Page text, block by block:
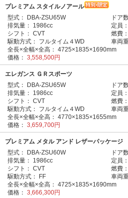
プレミアム スタイルノアール
型式：
DBA-ZSU65W ドア
排気量：
1986cc 定員：
シフト： CVT 燃費：
駆動方式：
フルタイム４WD 車両
全長×全幅×全高： 4725×1835×1690mm
価格： 3,558,500円
エレガンス ＧＲスポーツ
型式：
DBA-ZSU65W ドア
排気量：
1986cc 定員：
シフト： CVT 燃費：
駆動方式：
フルタイム４WD 車両
全長×全幅×全高： 4770×1835×1655mm
価格： 3,659,700円
プレミアム メタル アンド レザーパッケージ
型式：
DBA-ZSU60W ドア
排気量：
1986cc 定員：
シフト： CVT 燃費：
駆動方式：
FF 車両
全長×全幅×全高： 4725×1835×1690mm
価格： 3,666,300円